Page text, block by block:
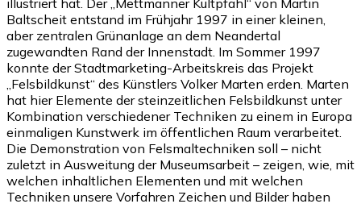
illustriert hat. Der „Mettmanner Kultpfahl“ von Martin
Baltscheit entstand im Frühjahr 1997 in einer kleinen,
aber zentralen Grünanlage an dem Neandertal
zugewandten Rand der Innenstadt. Im Sommer 1997
konnte der Stadtmarketing-Arbeitskreis das Projekt
„Felsbildkunst“ des Künstlers Volker Marten erden. Marten
hat hier Elemente der steinzeitlichen Felsbildkunst unter
Kombination verschiedener Techniken zu einem in Europa
einmaligen Kunstwerk im öffentlichen Raum verarbeitet.
Die Demonstration von Felsmaltechniken soll – nicht
zuletzt in Ausweitung der Museumsarbeit – zeigen, wie, mit
welchen inhaltlichen Elementen und mit welchen
Techniken unsere Vorfahren Zeichen und Bilder haben